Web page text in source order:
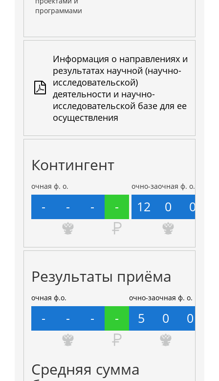
программами
Информация о направлениях и
результатах научной (научно-
исследовательской)
деятельности и научно-
исследовательской базе для ее
осуществления
Контингент
очная ф. о.
- - - -
очно-заочная ф. о.
12 0 0
Результаты приёма
очная ф.о.
- - - -
очно-заочная ф. о.
5 0 0
Средняя сумма